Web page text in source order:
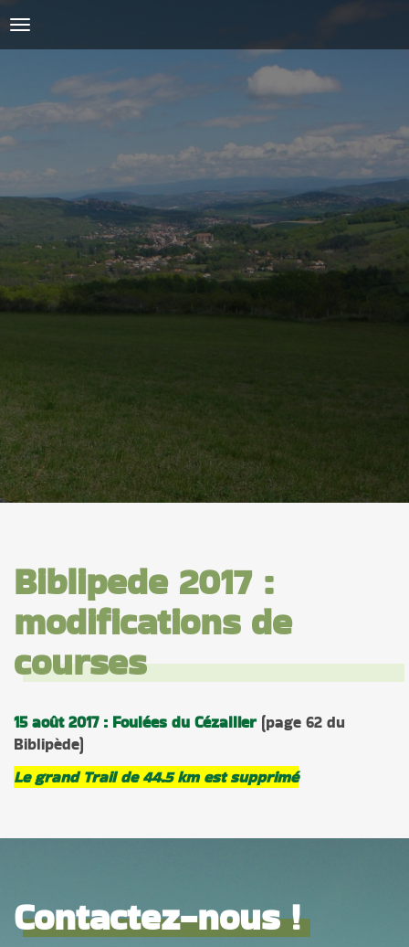
ACCUEIL
L'AMICALE
COURSES ET ENTRAINEMENTS
PRESSE, PHOTOS & VIDEOS
ACTUALITÉS
Biblipede 2017 :
modifications de
courses
15 août 2017 : Foulées du Cézallier(page 62 du
Biblipède)
Le grand Trail de 44.5 km est supprimé
Contactez-nous !